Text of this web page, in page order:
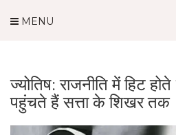
MENU
ज्योतिष: राजनीति में हिट
पहुंचते हैं सत्ता के शिखर तक